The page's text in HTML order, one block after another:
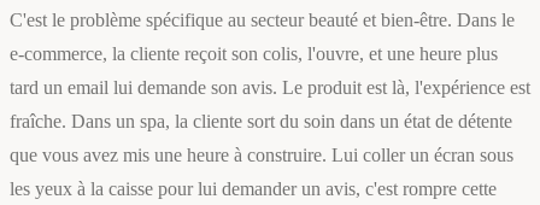
C'est le problème spécifique au secteur beauté et bien-être. Dans le
e-commerce, la cliente reçoit son colis, l'ouvre, et une heure plus
tard un email lui demande son avis. Le produit est là, l'expérience est
fraîche. Dans un spa, la cliente sort du soin dans un état de détente
que vous avez mis une heure à construire. Lui coller un écran sous
les yeux à la caisse pour lui demander un avis, c'est rompre cette